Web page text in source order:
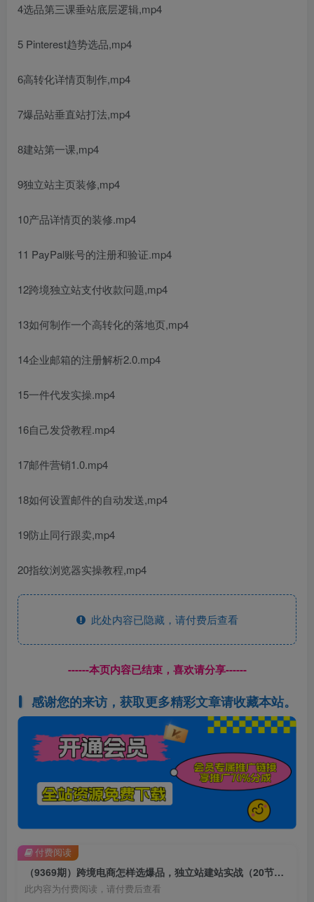
4选品第三课垂站底层逻辑,mp4
5 Pinterest趋势选品,mp4
6高转化详情页制作,mp4
7爆品站垂直站打法,mp4
8建站第一课,mp4
9独立站主页装修,mp4
10产品详情页的装修.mp4
11 PayPal账号的注册和验证.mp4
12跨境独立站支付收款问题,mp4
13如何制作一个高转化的落地页,mp4
14企业邮箱的注册解析2.0.mp4
15一件代发实操.mp4
16自己发贷教程.mp4
17邮件营销1.0.mp4
18如何设置邮件的自动发送,mp4
19防止同行跟卖,mp4
20指纹浏览器实操教程,mp4
此处内容已隐藏，请付费后查看
------本页内容已结束，喜欢请分享------
感谢您的来访，获取更多精彩文章请收藏本站。
（9369期）跨境电商怎样选爆品，独立站建站实战（20节高清无水印课）
此内容为付费阅读，请付费后查看
付费阅读